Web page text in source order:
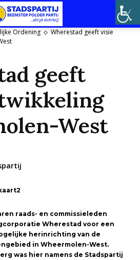
Ordening
Wherestad geeft visie
geeft
West
raads- en commissieleden
Wherestad voor een
herinrichting van de
in Wheermolen-West.
was hier namens de Stadspartij